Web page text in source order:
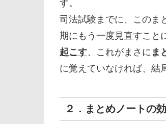
す。
司法試験までに、このま
期にもう一度見直すこと
起こす、これがまさに ま
に覚えていなければ、結
２．まとめノートの